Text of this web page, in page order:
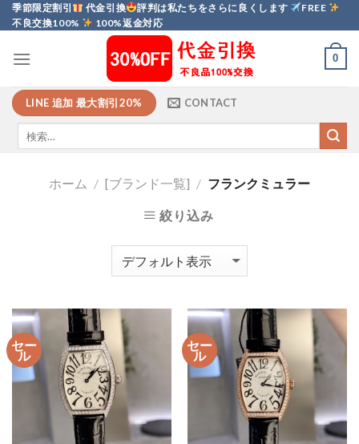
Skip
to
季節限定割引 代金引換 評判は私たちをさらに良くします
FREE
不良交換100%
100%返金対応
0
LINE 追加 最大割引20% CONTACT
ホーム / [ブランド一覧] / フランクミュラー
絞り込み
セー
ル
セー
ル